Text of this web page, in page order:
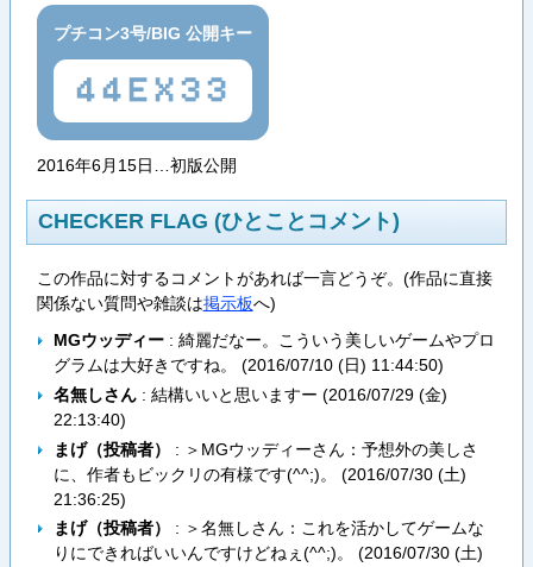
プチコン3号/BIG 公開キー
44EX33
2016年6月15日…初版公開
CHECKER FLAG (ひとことコメント)
この作品に対するコメントがあれば一言どうぞ。(作品に直接
関係ない質問や雑談は掲示板へ)
MGウッディー: 綺麗だなー。こういう美しいゲームやプロ
グラムは大好きですね。 (2016/07/10 (日) 11:44:50)
名無しさん: 結構いいと思いますー (2016/07/29 (金)
22:13:40)
まげ（投稿者）
: ＞MGウッディーさん：予想外の美しさ
に、作者もビックリの有様です(^^;)。 (2016/07/30 (土)
21:36:25)
まげ（投稿者）
: ＞名無しさん：これを活かしてゲームな
りにできればいいんですけどねぇ(^^;)。 (2016/07/30 (土)